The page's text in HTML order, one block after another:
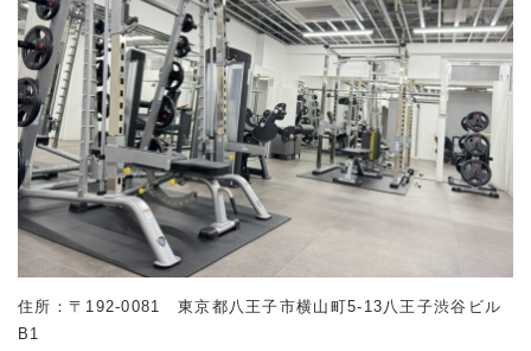
住所：〒192-0081 東京都八王子市横山町5-13八王子渋谷ビル
B1